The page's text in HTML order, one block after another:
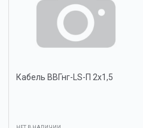
Кабель ВВГнг-LS-П 2х1,5